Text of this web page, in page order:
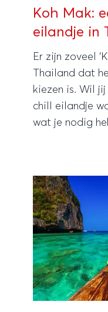
Koh Mak:
eilandje in
Er zijn zoveel
Thailand dat
kiezen is. Wil
chill eilandje
wat je nodig